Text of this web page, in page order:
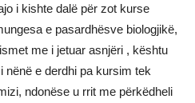
i kishte dalë për zot kurse
e pasardhësve biologjikë,
me i jetuar asnjëri , kështu
nënë e derdhi pa kursim tek
ndonëse u rrit me përkëdheli